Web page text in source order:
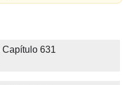
Capítulo 631